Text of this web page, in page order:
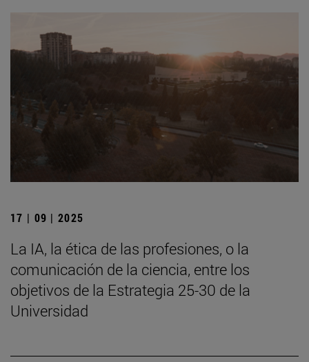
17 | 09 | 2025
La IA, la ética de las profesiones, o la
comunicación de la ciencia, entre los
objetivos de la Estrategia 25-30 de la
Universidad